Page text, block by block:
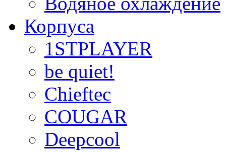
Корпуса
1STPLAYER
be quiet!
Chieftec
COUGAR
Deepcool